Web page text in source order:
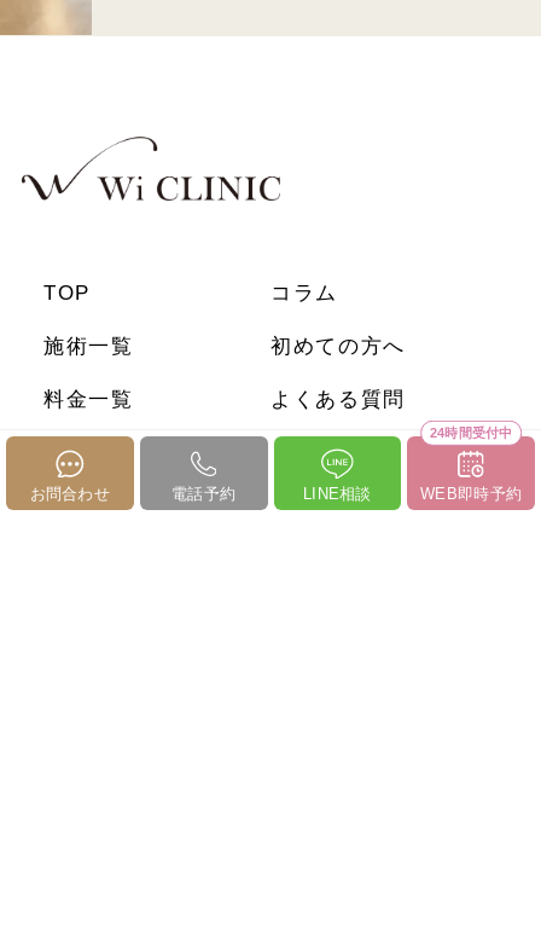
お問合わせ 電話予約 LINE相談 WEB即時予約
24時間受付中
TOP
施術一覧
料金一覧
症例写真
クリニック一覧
コラム
初めての方へ
よくある質問
求人情報
サイトマップ